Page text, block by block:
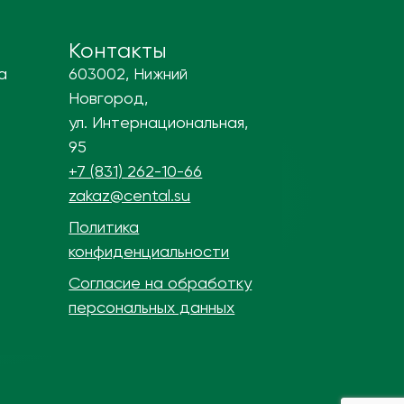
Контакты
603002, Нижний
Новгород,
ул. Интернациональная,
95
+7 (831) 262-10-66
zakaz@cental.su
Политика
конфиденциальности
Согласие на обработку
персональных данных